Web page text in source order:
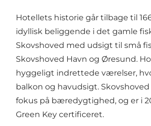
Hotellets historie går tilbage til
idyllisk beliggende i det gamle
Skovshoved med udsigt til små
Skovshoved Havn og Øresund.
hyggeligt indrettede værelser,
balkon og havudsigt.
fokus på bæredygtighed, og er i
Green Key certificeret.